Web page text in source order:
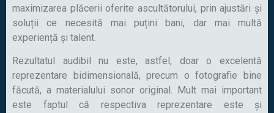
maximizarea plăcerii oferite ascultătorului, prin ajustări și
soluții ce necesită mai puțini bani, dar mai multă
experiență și talent.
Rezultatul audibil nu este, astfel, doar o excelentă
reprezentare bidimensională, precum o fotografie bine
făcută, a materialului sonor original. Mult mai important
este faptul că respectiva reprezentare este și